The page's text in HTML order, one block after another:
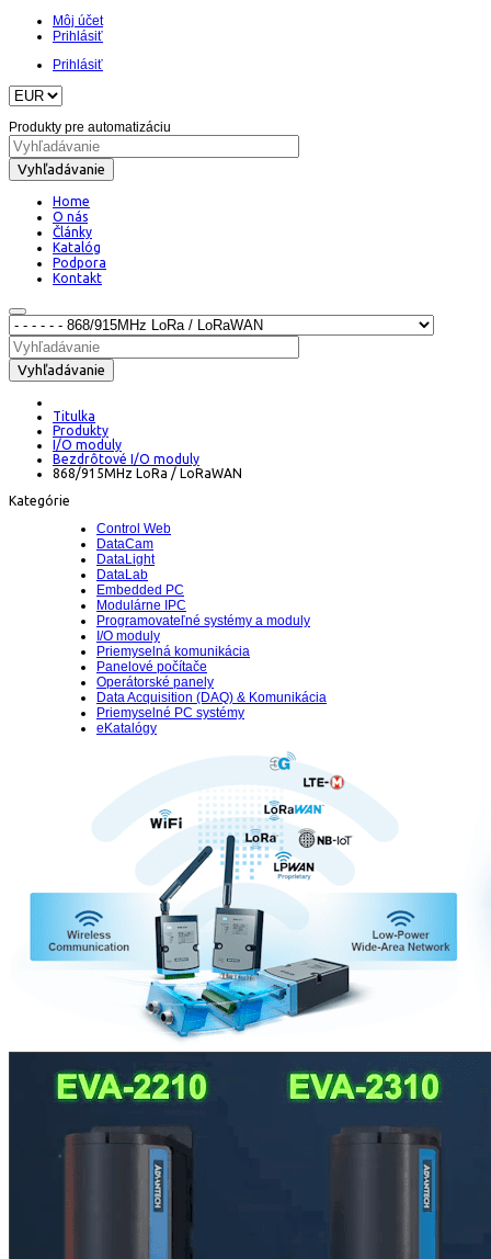
Môj účet
Prihlásiť
Prihlásiť
Produkty pre automatizáciu
Vyhľadávanie
Home
O nás
Články
Katalóg
Podpora
Kontakt
Vyhľadávanie
Titulka
Produkty
I/O moduly
Bezdrôtové I/O moduly
868/915MHz LoRa / LoRaWAN
Kategórie
Control Web
DataCam
DataLight
DataLab
Embedded PC
Modulárne IPC
Programovateľné systémy a moduly
I/O moduly
Priemyselná komunikácia
Panelové počítače
Operátorské panely
Data Acquisition (DAQ) & Komunikácia
Priemyselné PC systémy
eKatalógy